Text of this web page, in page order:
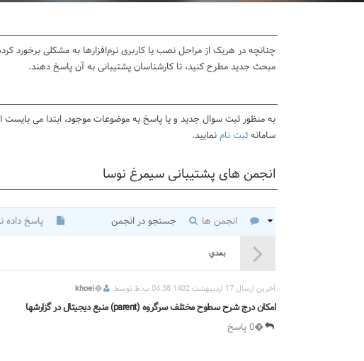
چنانچه در هریک از مراحل نصب یا کاربری نرم‌افزارها به مشکلی برخورد
مبحث جدید مطرح کنید، تا کارشناسان پشتیبانی به آن پاسخ دهند.
به منظور ثبت سوال جدید و یا پاسخ به موضوعات موجود، ابتدا می بایست
سامانهثبت نامنمایید.
انجمن های پشتیبانی سیمرغ نوسا
انجمن ها جستجو در انجمن پاسخ داده
بعدي
آخرين ارسال 17 اردیبهشت 1402 04:38 ب.ظ توسط �
khoei
امکان درج شرح سطوح مختلف سرگروه (parent) منبع دیجیتال در گزارشها
�0 پاسخ